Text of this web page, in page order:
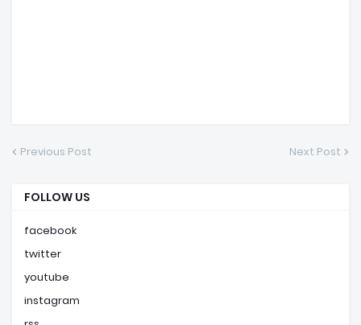
Previous Post Next Post
FOLLOW US
facebook
twitter
youtube
instagram